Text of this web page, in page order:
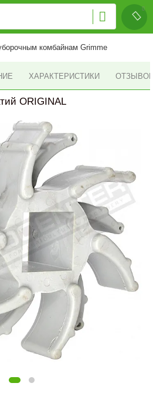
комбайнам Grimme
ХАРАКТЕРИСТИКИ ОТЗЫВОВ
ORIGINAL